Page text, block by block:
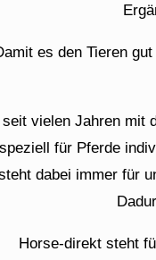
es den Tieren
vielen Jahren mit
für Pferde
dabei immer für
Horse-direkt steht